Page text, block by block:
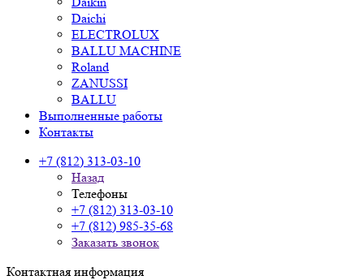
Daichi
ELECTROLUX
BALLU MACHINE
Roland
ZANUSSI
BALLU
Выполненные работы
Контакты
+7 (812) 313-03-10
Назад
Телефоны
+7 (812) 313-03-10
+7 (812) 985-35-68
Заказать звонок
Контактная информация